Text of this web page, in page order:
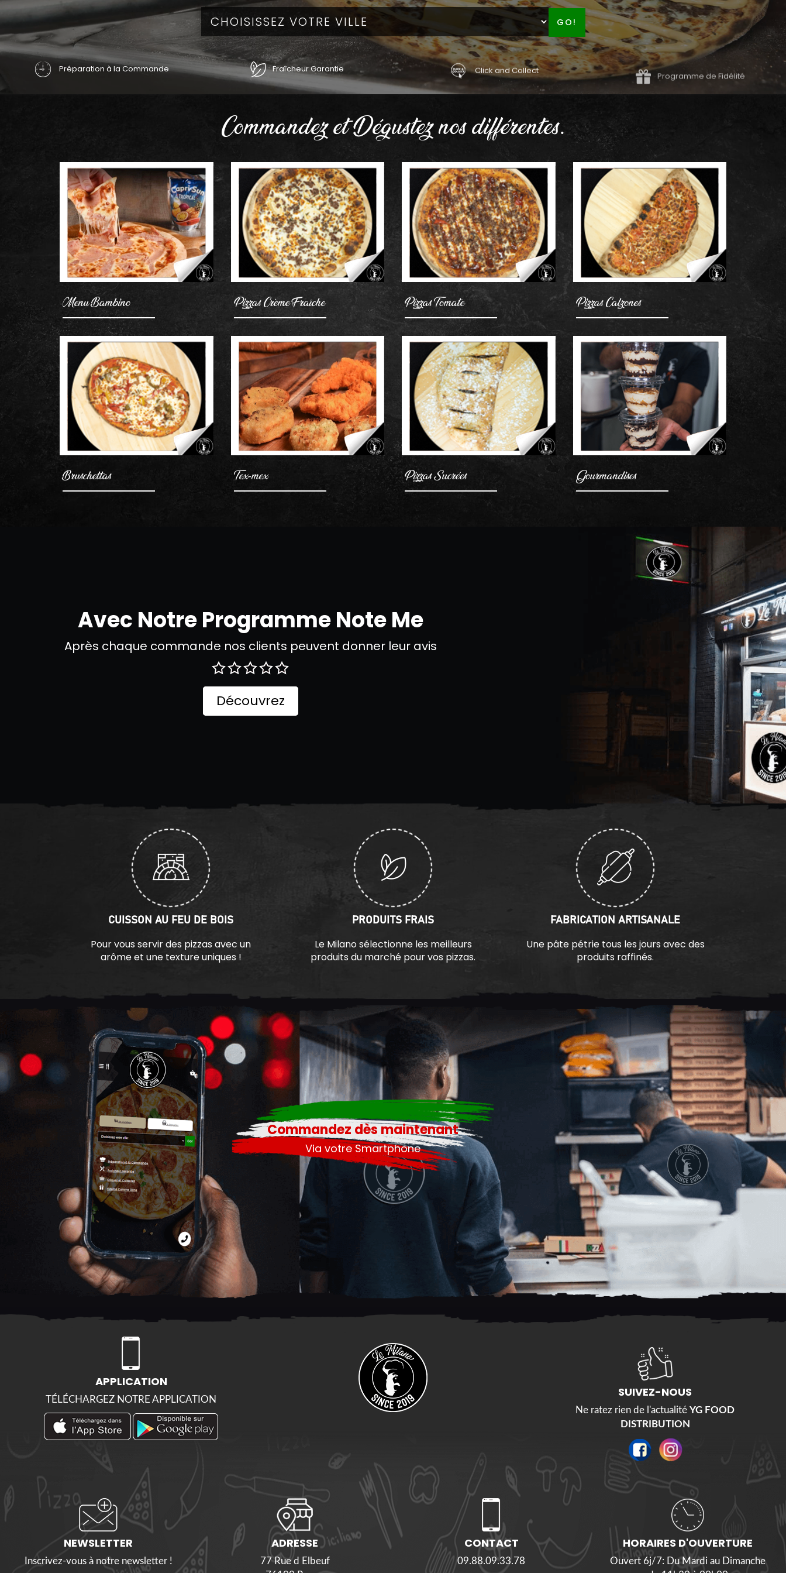
GO!
Préparation à la Commande Fraîcheur Garantie Click and Collect Programme de Fidélité
Commandez et Dégustez nos différentes.
Menu Bambino Pizzas Crème Fraîche Pizzas Tomate
AJOUTER
Pizzas Calzones
Bruschettas
AJOUTER
Tex-mex
AJOUTER
Pizzas Sucrées Gourmandises
Avec Notre Programme Note Me
Après chaque commande nos clients peuvent donner leur avis
Découvrez
CUISSON AU FEU DE BOIS
Pour vous servir des pizzas avec un
arôme et une texture uniques !
PRODUITS FRAIS
Le Milano sélectionne les meilleurs
produits du marché pour vos pizzas.
FABRICATION ARTISANALE
Une pâte pétrie tous les jours avec des
produits raffinés.
Commandez dès maintenant
Via votre Smartphone
APPLICATION
TÉLÉCHARGEZ NOTRE APPLICATION
SUIVEZ-NOUS
Ne ratez rien de l'actualité YG FOOD
DISTRIBUTION
NEWSLETTER
Inscrivez-vous à notre newsletter !
ADRESSE
77 Rue d Elbeuf
CONTACT
09.88.09.33.78
HORAIRES D'OUVERTURE
Ouvert 6j/7: Du Mardi au Dimanche